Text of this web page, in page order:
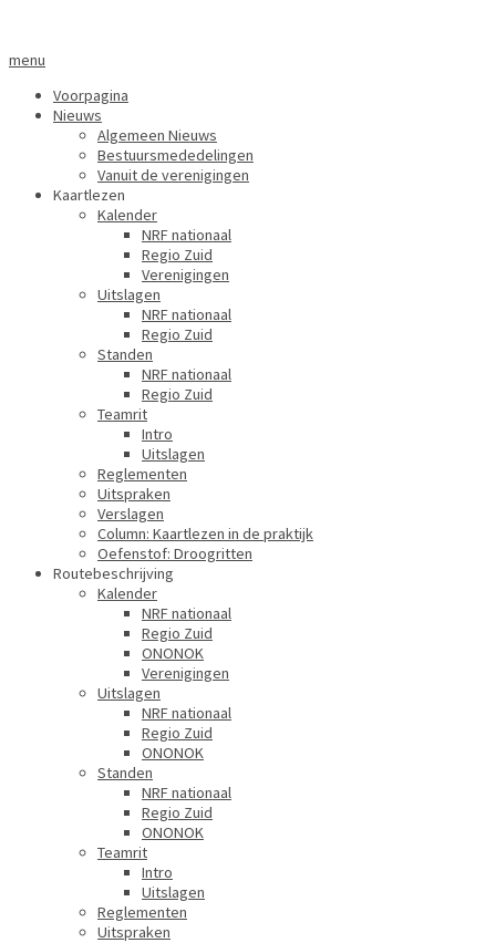
menu
Voorpagina
Nieuws
Algemeen Nieuws
Bestuursmededelingen
Vanuit de verenigingen
Kaartlezen
Kalender
NRF nationaal
Regio Zuid
Verenigingen
Uitslagen
NRF nationaal
Regio Zuid
Standen
NRF nationaal
Regio Zuid
Teamrit
Intro
Uitslagen
Reglementen
Uitspraken
Verslagen
Column: Kaartlezen in de praktijk
Oefenstof: Droogritten
Routebeschrijving
Kalender
NRF nationaal
Regio Zuid
ONONOK
Verenigingen
Uitslagen
NRF nationaal
Regio Zuid
ONONOK
Standen
NRF nationaal
Regio Zuid
ONONOK
Teamrit
Intro
Uitslagen
Reglementen
Uitspraken